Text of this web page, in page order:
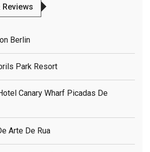
Reviews
Berlin
Park Resort
Canary Wharf Picadas De
Arte De Rua